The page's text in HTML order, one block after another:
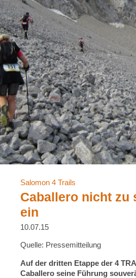
Salomon 4 Trails
Caballero nicht zu
ein
10.07.15
Quelle: Pressemitteilung
Auf der dritten Etappe der 4
Caballero seine Führung